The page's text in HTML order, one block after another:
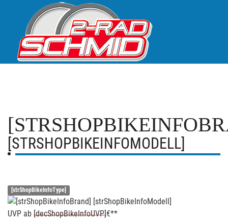
[STRSHOPBIKEINFOMODELL]
[strShopBikeInfoType]
UVP ab [decShopBikeInfoUVP]€**